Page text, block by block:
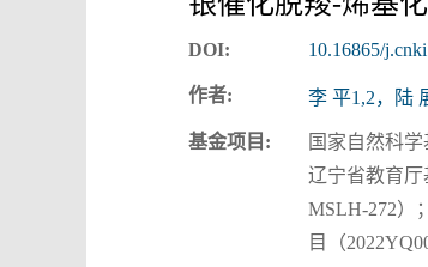
DOI: 10.16865/
作者: 李 平1,2，陆
基金项目:
国家自然科学
辽宁省教育厅
MSLH-272）
目（